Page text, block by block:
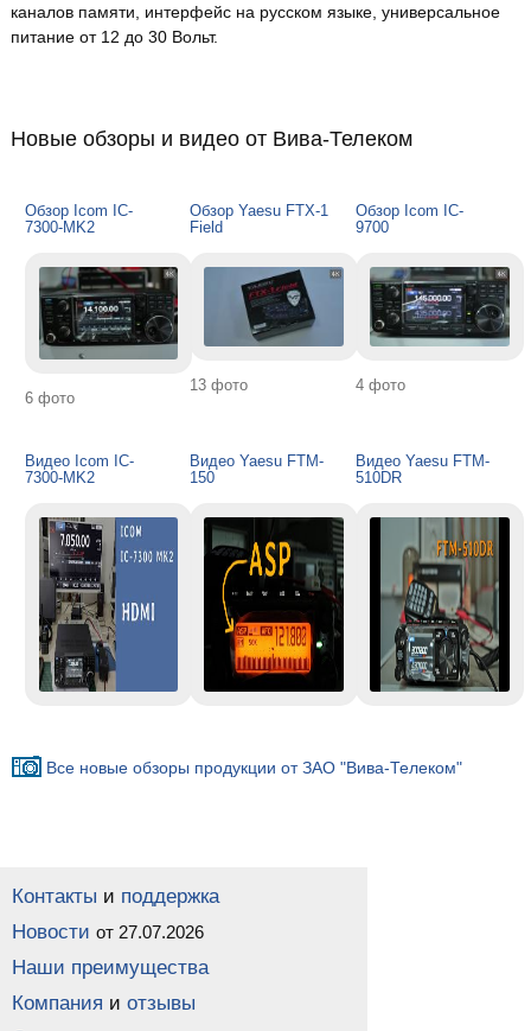
каналов памяти, интерфейс на русском языке, универсальное
питание от 12 до 30 Вольт.
Новые обзоры и видео от Вива-Телеком
Обзор Icom IC-
7300-MK2
6 фото
Обзор Yaesu FTX-1
Field
13 фото
Обзор Icom IC-
9700
4 фото
Видео Icom IC-
7300-MK2
Видео Yaesu FTM-
150
Видео Yaesu FTM-
510DR
Все новые обзоры продукции от ЗАО "Вива-Телеком"
Контакты и поддержка
Новости от 27.07.2026
Наши преимущества
Компания и отзывы